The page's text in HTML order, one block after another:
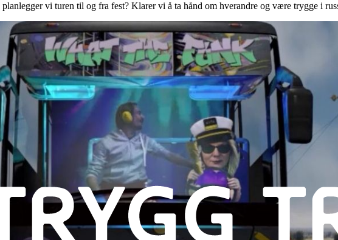
vi turen til og fra fest? Klarer vi å ta hånd om hverandre og være trygge i